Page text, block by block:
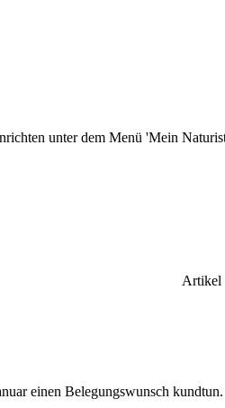
unter dem Menü 'Mein
Artikel
einen Belegungswunsch kundtun.